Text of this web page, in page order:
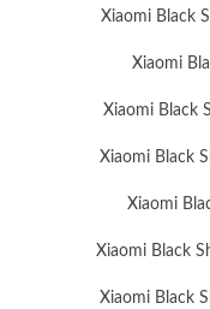
Xiaomi Black
Xiaomi
Xiaomi Black
Xiaomi Black
Xiaomi
Xiaomi Black
Xiaomi Black